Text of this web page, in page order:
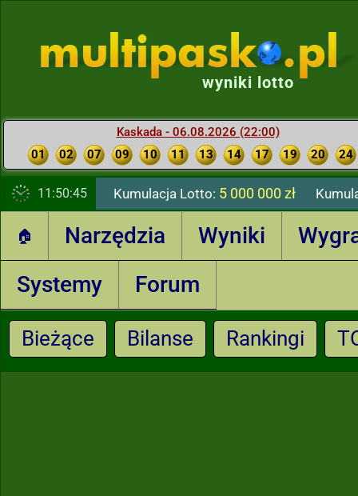
wyniki lotto
Kaskada - 06.08.2026 (22:00)
01
02 07 09 10 11 13 14 17 19 20 24
11:50:46 Kumulacja Lotto: 5 000 000 zł
🏠 Narzędzia Wyniki
Systemy
Forum
Bieżące Bilanse Rankingi